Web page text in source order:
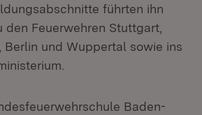
führten ihn
den Feuerwehren Stuttgart,
Berlin und Wuppertal sowie ins
Baden-